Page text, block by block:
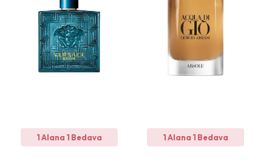
1 Alana 1 Bedava 1 Alana 1 Bedava